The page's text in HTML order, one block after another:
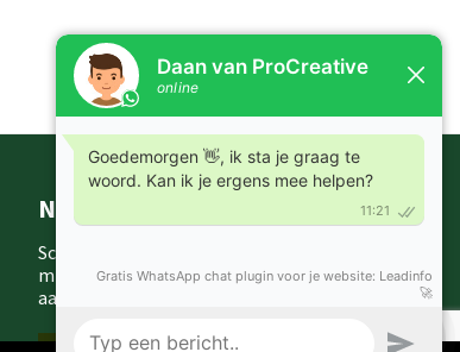
Kennis in producten
Nieuwsbrieven
Schrijf je in voor onze nieuwsbrief en
mis nooit meer één van onze leuke
aanbiedingen of updates.